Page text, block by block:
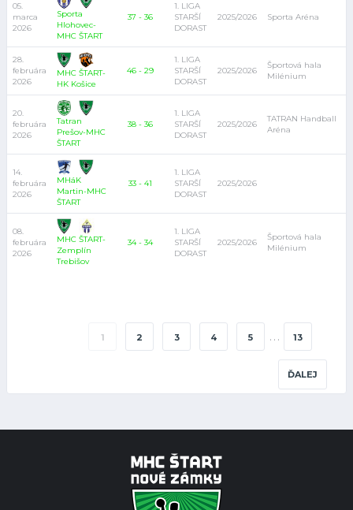
05.
marca
2026
Sporta
Hlohovec-
MHC ŠTART
37 - 36
1. LIGA
STARŠÍ
DORAST
2025/2026 Sporta Aréna
28.
februára
2026
MHC ŠTART-
HK Košice
46 - 29
1. LIGA
STARŠÍ
DORAST
2025/2026
Športová hala
Milénium
20.
februára
2026
Tatran
Prešov-MHC
ŠTART
38 - 36
1. LIGA
STARŠÍ
DORAST
2025/2026
TATRAN Handball
Aréna
14.
februára
2026
MHáK
Martin-MHC
ŠTART
33 - 41
1. LIGA
STARŠÍ
DORAST
2025/2026
08.
februára
2026
MHC ŠTART-
Zemplín
Trebišov
34 - 34
1. LIGA
STARŠÍ
DORAST
2025/2026
Športová hala
Milénium
1 2 3 4 5 … 13
ĎALEJ